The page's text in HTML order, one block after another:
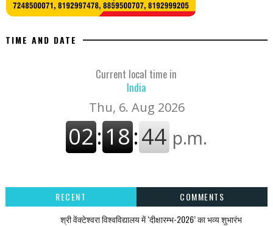
TIME AND DATE
Current local time in
India
RECENT
COMMENTS
श्री वेंक्टेश्वरा विश्वविद्यालय में ‘दीक्षारम्भ-2026’ का भव्य शुभारंभ